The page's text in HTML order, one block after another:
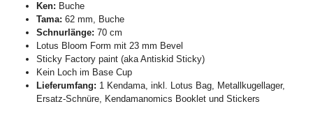
Ken: Buche
Tama: 62 mm, Buche
Schnurlänge: 70 cm
Lotus Bloom Form mit 23 mm Bevel
Sticky Factory paint (aka Antiskid Sticky)
Kein Loch im Base Cup
Lieferumfang: 1 Kendama, inkl. Lotus Bag, Metallkugellager,
Ersatz-Schnüre, Kendamanomics Booklet und Stickers